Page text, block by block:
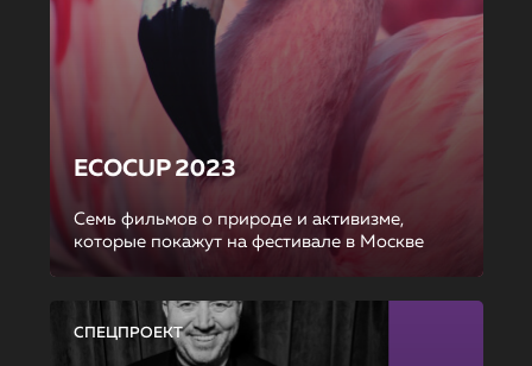
ECOCUP 2023
Семь фильмов о природе и активизме,
которые покажут на фестивале в Москве
СПЕЦПРОЕКТ